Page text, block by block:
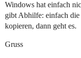
Windows hat einfach
gibt Abhilfe: einfach
kopieren, dann geht es.
Gruss